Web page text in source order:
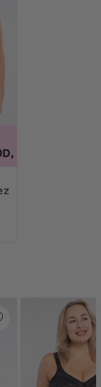
7XL, 8XL,
100F,